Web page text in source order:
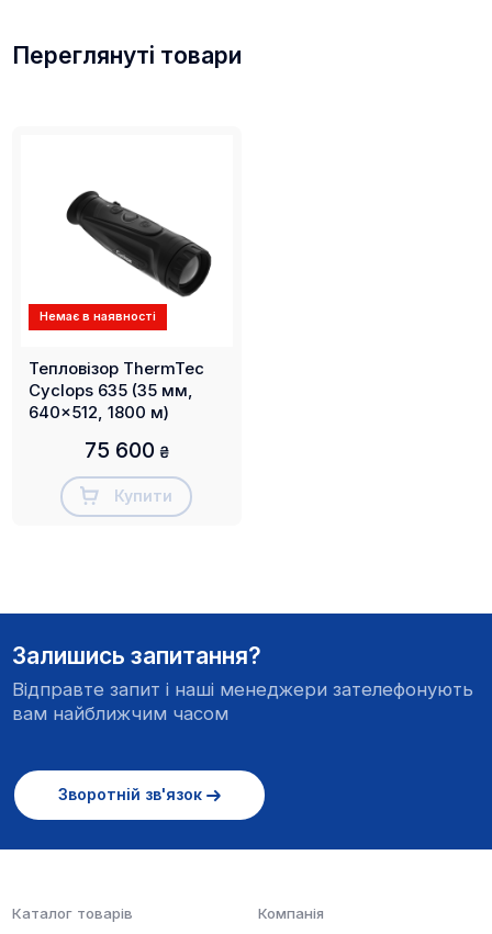
Переглянуті товари
Немає в наявності
Тепловізор ThermTec
Cyclops 635 (35 мм,
640x512, 1800 м)
75 600 ₴
Купити
Залишись запитання?
Відправте запит і наші менеджери зателефонують
вам найближчим часом
Зворотній зв'язок
Каталог товарів Компанія